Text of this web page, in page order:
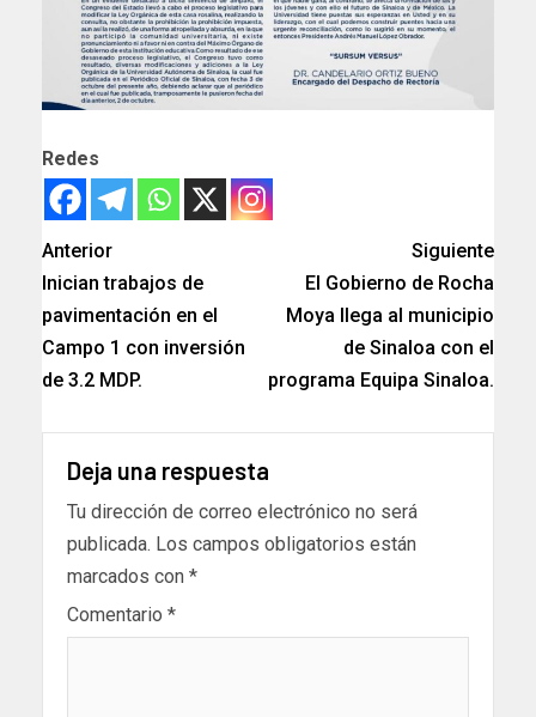
Redes
Anterior
Inician trabajos de
pavimentación en el
Campo 1 con inversión
de 3.2 MDP.
Siguiente
El Gobierno de Rocha
Moya llega al municipio
de Sinaloa con el
programa Equipa Sinaloa.
Deja una respuesta
Tu dirección de correo electrónico no será
publicada. Los campos obligatorios están
marcados con *
Comentario *